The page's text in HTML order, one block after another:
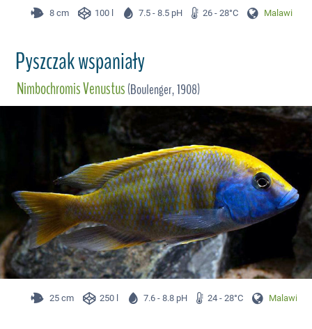
8 cm 100 l 7.5 - 8.5 pH 26 - 28°C Malawi
Pyszczak wspaniały
Nimbochromis Venustus(Boulenger, 1908)
25 cm 250 l 7.6 - 8.8 pH 24 - 28°C Malawi